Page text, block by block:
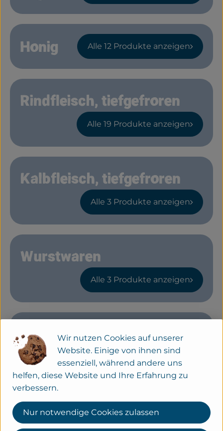
Haltbares
Großverpackung
So geht's
Neues vom Hof
Honig Alle 12 Produkte anzeigen
Rindfleisch, tiefgefroren
Alle 19 Produkte anzeigen
Kalbfleisch, tiefgefroren
Alle 3 Produkte anzeigen
Wurstwaren
Alle 3 Produkte anzeigen
Gut Wilhelmsdorf für Dich
Alle 5 Produkte anzeigen
KONTAKT
Gut Wilhelmsdorf
Wir nutzen Cookies auf unserer
Website. Einige von ihnen sind
essenziell, während andere uns
helfen, diese Website und Ihre Erfahrung zu
verbessern.
Nur notwendige Cookies zulassen